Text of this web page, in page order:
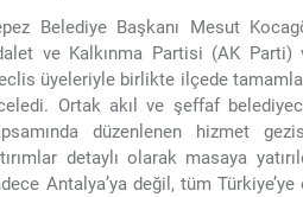
Belediye Başkanı Mesut
ve Kalkınma Partisi (AK
üyeleriyle birlikte ilçede
Ortak akıl ve şeffaf
düzenlenen hizmet
detaylı olarak masaya
Antalya’ya değil, tüm